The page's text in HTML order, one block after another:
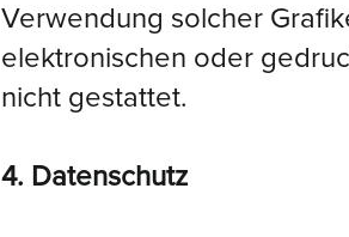
Verwendung solcher
elektronischen oder
nicht gestattet.
4. Datenschutz